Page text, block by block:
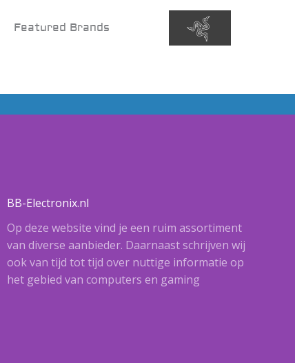
Featured Brands
BB-Electronix.nl
Op deze website vind je een ruim assortiment
van diverse aanbieder. Daarnaast schrijven wij
ook van tijd tot tijd over nuttige informatie op
het gebied van computers en gaming